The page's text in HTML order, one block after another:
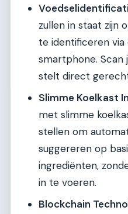
zullen in staat zijn
te identificeren via
smartphone. Scan
stelt direct
Slimme Koelkast
met slimme
stellen om
suggereren op
ingrediënten,
in te voeren.
Blockchain